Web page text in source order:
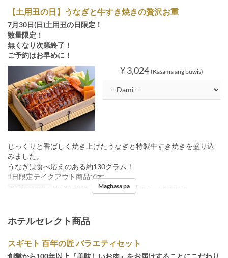
【土用丑の日】うなぎと牛すき焼きの贅沢お重
7月30日(日)土用丑の日限定！
数量限定！
無くなり次第終了！
ご予約はお早めに！
¥ 3,024 (Kasama ang buwis)
じっくりと香ばしく焼き上げたうなぎと特製牛すき焼きを盛り込
みました。
うなぎは食べ応えのある約130グラム！
1日限定テイクアウト商品です。
Balidong petsa Hul 30, 2023 Pagkain Tanghalian, Tsaa, Hapunan
Magbasa pa
ホテルセレクト商品
スギモト 百年の匠 バラエティセット